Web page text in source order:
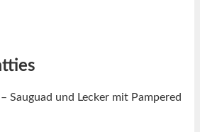
Sauguad und Lecker mit Pampered